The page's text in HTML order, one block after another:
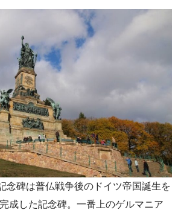
念碑は普仏戦争後のドイツ帝国誕生を
成した記念碑。一番上のゲルマニア